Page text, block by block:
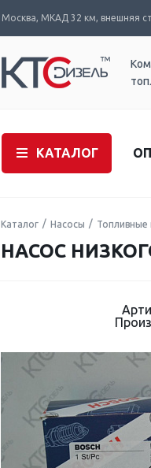
Москва, МКАД 32 км, внешняя
КАТАЛОГ
Каталог Насосы Топливные
НАСОС